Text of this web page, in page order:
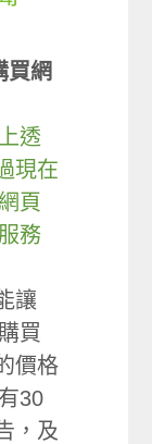
買網
透
現在
頁
務
讓
買
價格
30
，及